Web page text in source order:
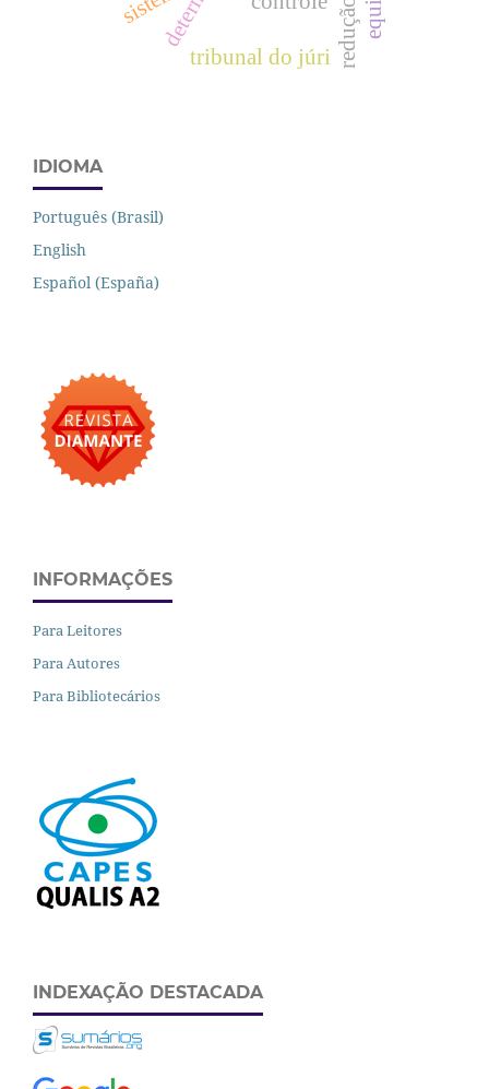
tribunal do júri
IDIOMA
Português (Brasil)
English
Español (España)
INFORMAÇÕES
Para Leitores
Para Autores
Para Bibliotecários
INDEXAÇÃO DESTACADA